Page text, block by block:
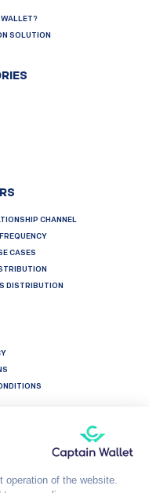
WALLET?
SOLUTION
CHANNEL
CASES
DISTRIBUTION
of the website.